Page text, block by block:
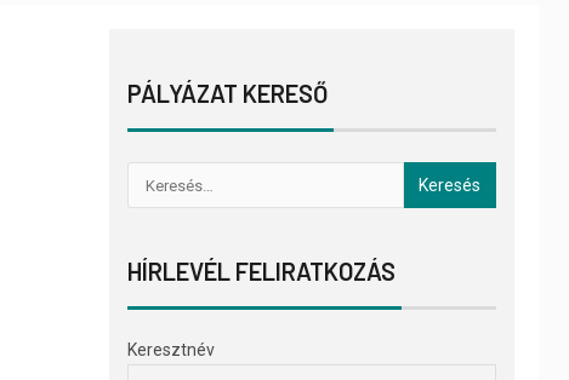
PÁLYÁZAT KERESŐ
HÍRLEVÉL FELIRATKOZÁS
Keresztnév